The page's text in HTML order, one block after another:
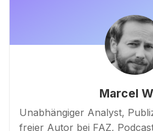
Marcel
Unabhängiger Analyst,
freier Autor bei FAZ,